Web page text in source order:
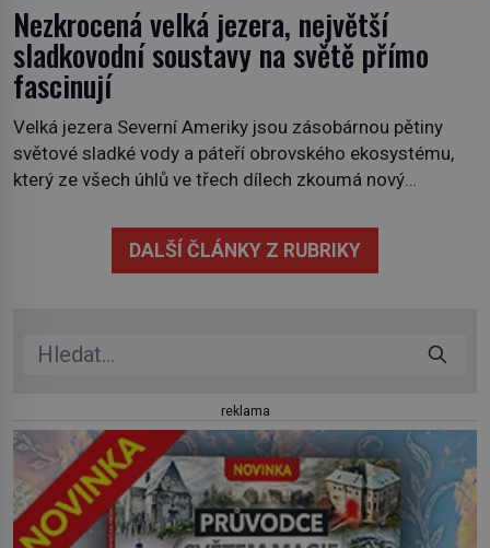
Nezkrocená velká jezera, největší
sladkovodní soustavy na světě přímo
fascinují
Velká jezera Severní Ameriky jsou zásobárnou pětiny
světové sladké vody a páteří obrovského ekosystému,
který ze všech úhlů ve třech dílech zkoumá nový
premiéře jej uvidíte na Viasat Nature v pondělí 5.
července. Hořejší jezero, Huronské jezero, Michiganské
DALŠÍ ČLÁNKY Z RUBRIKY
reklama